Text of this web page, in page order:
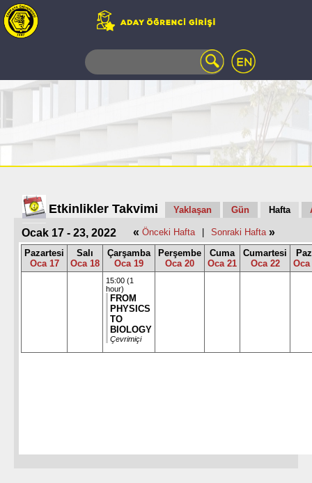
TELEFON
AÇILAN
UZAKTAN
EĞİTİM
KAMPÜSTE
YAŞAM
KÜTÜPHANE
Etkinlikler Takvimi Yaklaşan Gün Hafta
Ocak 17 - 23, 2022 « Önceki Hafta | Sonraki Hafta »
Pazartesi
Oca 17
Salı
Oca 18
Çarşamba
Oca 19
Perşembe
Oca 20
Cuma
Oca 21
Cumartesi
Oca 22
Oca
15:00 (1
hour)
FROM
PHYSICS
TO
BIOLOGY
Çevrimiçi